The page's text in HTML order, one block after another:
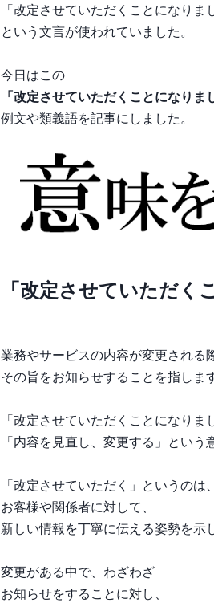
「改定させていただくことになりま
という文言が使われていました。
今日はこの
「改定させていただくことになりま
例文や類義語を記事にしました。
「改定させていただく
業務やサービスの内容が変更される
その旨をお知らせすることを指します
「改定させていただくことになりま
「内容を見直し、変更する」という
「改定させていただく」というのは、
お客様や関係者に対して、
新しい情報を丁寧に伝える姿勢を示
変更がある中で、わざわざ
お知らせをすることに対し、